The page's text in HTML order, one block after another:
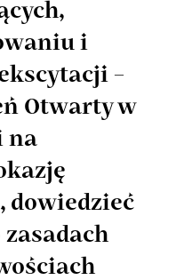
i
–
Otwarty w
na
dowiedzieć